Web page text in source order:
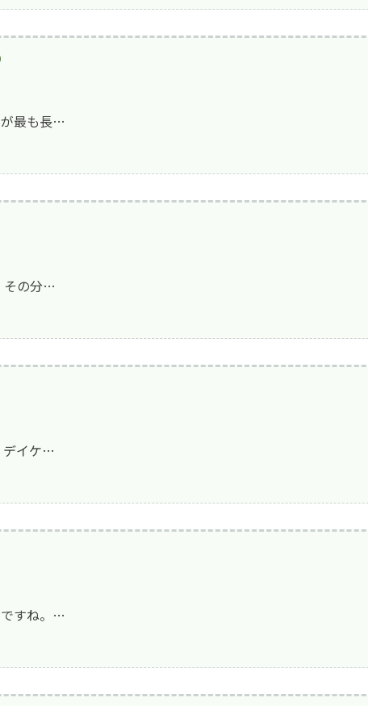
得割合の公表
(広報誌)
ブ活動）
定める掲示事項
型居宅介護事業所 みなみ風
最も長…
その分…
デイケ…
すね。…